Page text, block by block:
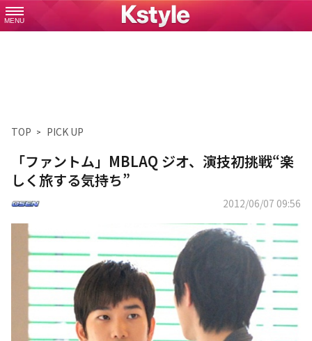
MENU
TOP PICK UP
「ファントム」MBLAQ ジオ、演技初挑戦“楽
しく旅する気持ち”
2012/06/07 09:56